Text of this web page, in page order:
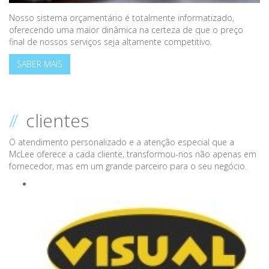
Nosso sistema orçamentário é totalmente informatizado,
oferecendo uma maior dinâmica na certeza de que o preço
final de nossos serviços seja altamente competitivo.
SABER MAIS
// clientes
O atendimento personalizado e a atenção especial que a
McLee oferece a cada cliente, transformou-nos não apenas em
fornecedor, mas em um grande parceiro para o seu negócio.